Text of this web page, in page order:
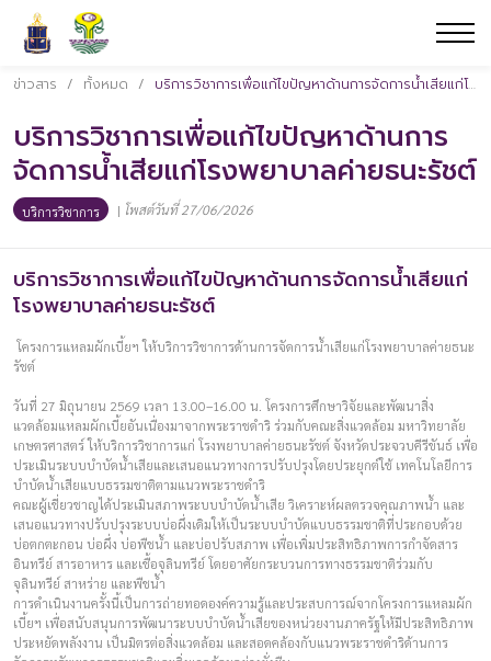
ข่าวสาร / ทั้งหมด / บริการวิชาการเพื่อแก้ไขปัญหาด้านการจัดการน้ำเสียแก่โรงพยาบาลค่ายธนะรัชต์
บริการวิชาการเพื่อแก้ไขปัญหาด้านการ
จัดการน้ำเสียแก่โรงพยาบาลค่ายธนะรัชต์
บริการวิชาการ | โพสต์วันที่ 27/06/2026
บริการวิชาการเพื่อแก้ไขปัญหาด้านการจัดการน้ำเสียแก่
โรงพยาบาลค่ายธนะรัชต์
โครงการแหลมผักเบี้ยฯ ให้บริการวิชาการด้านการจัดการน้ำเสียแก่โรงพยาบาลค่ายธนะ
รัชต์
วันที่ 27 มิถุนายน 2569 เวลา 13.00–16.00 น. โครงการศึกษาวิจัยและพัฒนาสิ่ง
แวดล้อมแหลมผักเบี้ยอันเนื่องมาจากพระราชดำริ ร่วมกับคณะสิ่งแวดล้อม มหาวิทยาลัย
เกษตรศาสตร์ ให้บริการวิชาการแก่ โรงพยาบาลค่ายธนะรัชต์ จังหวัดประจวบคีรีขันธ์ เพื่อ
ประเมินระบบบำบัดน้ำเสียและเสนอแนวทางการปรับปรุงโดยประยุกต์ใช้ เทคโนโลยีการ
บำบัดน้ำเสียแบบธรรมชาติตามแนวพระราชดำริ
คณะผู้เชี่ยวชาญได้ประเมินสภาพระบบบำบัดน้ำเสีย วิเคราะห์ผลตรวจคุณภาพน้ำ และ
เสนอแนวทางปรับปรุงระบบบ่อผึ่งเดิมให้เป็นระบบบำบัดแบบธรรมชาติที่ประกอบด้วย
บ่อตกตะกอน บ่อผึ่ง บ่อพืชน้ำ และบ่อปรับสภาพ เพื่อเพิ่มประสิทธิภาพการกำจัดสาร
อินทรีย์ สารอาหาร และเชื้อจุลินทรีย์ โดยอาศัยกระบวนการทางธรรมชาติร่วมกับ
จุลินทรีย์ สาหร่าย และพืชน้ำ
การดำเนินงานครั้งนี้เป็นการถ่ายทอดองค์ความรู้และประสบการณ์จากโครงการแหลมผัก
เบี้ยฯ เพื่อสนับสนุนการพัฒนาระบบบำบัดน้ำเสียของหน่วยงานภาครัฐให้มีประสิทธิภาพ
ประหยัดพลังงาน เป็นมิตรต่อสิ่งแวดล้อม และสอดคล้องกับแนวพระราชดำริด้านการ